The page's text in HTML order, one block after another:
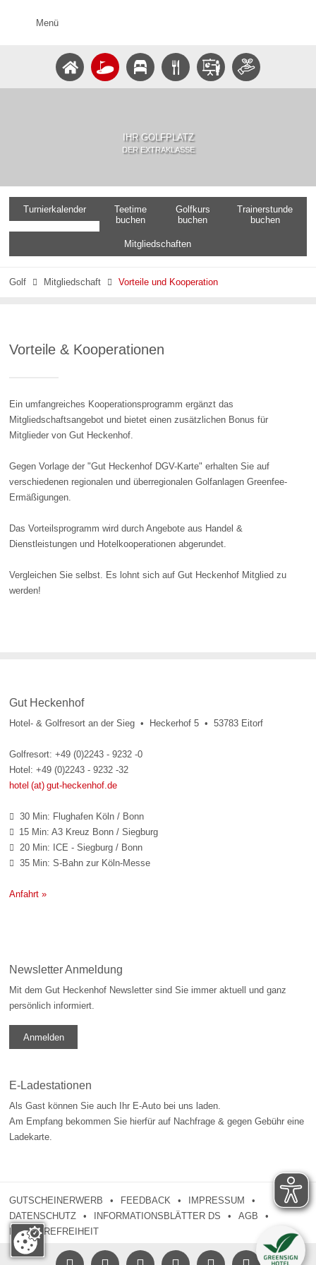
Menü
IHR GOLFPLATZ
DER EXTRAKLASSE
Turnierkalender
Teetime
buchen
Golfkurs
buchen
Trainerstunde
buchen
Mitgliedschaften
Golf  Mitgliedschaft  Vorteile und Kooperation
Vorteile & Kooperationen
Ein umfangreiches Kooperationsprogramm ergänzt das
Mitgliedschaftsangebot und bietet einen zusätzlichen Bonus für
Mitglieder von Gut Heckenhof.
Gegen Vorlage der "Gut Heckenhof DGV-Karte" erhalten Sie auf
verschiedenen regionalen und überregionalen Golfanlagen Greenfee-
Ermäßigungen.
Das Vorteilsprogramm wird durch Angebote aus Handel &
Dienstleistungen und Hotelkooperationen abgerundet.
Vergleichen Sie selbst. Es lohnt sich auf Gut Heckenhof Mitglied zu
werden!
Gut Heckenhof
Hotel- & Golfresort an der Sieg • Heckerhof 5 • 53783 Eitorf
Golfresort: +49 (0)2243 - 9232 -0
Hotel: +49 (0)2243 - 9232 -32
hotel (at) gut-heckenhof.de
 30 Min: Flughafen Köln / Bonn
 15 Min: A3 Kreuz Bonn / Siegburg
 20 Min: ICE - Siegburg / Bonn
 35 Min: S-Bahn zur Köln-Messe
Anfahrt »
Newsletter Anmeldung
Mit dem Gut Heckenhof Newsletter sind Sie immer aktuell und ganz
persönlich informiert.
Anmelden
E-Ladestationen
Als Gast können Sie auch Ihr E-Auto bei uns laden.
Am Empfang bekommen Sie hierfür auf Nachfrage & gegen Gebühr eine
Ladekarte.
GUTSCHEINERWERB FEEDBACK
IMPRESSUM
DATENSCHUTZ
INFORMATIONSBLÄTTER DS
AGB
BARRIEREFREIHEIT